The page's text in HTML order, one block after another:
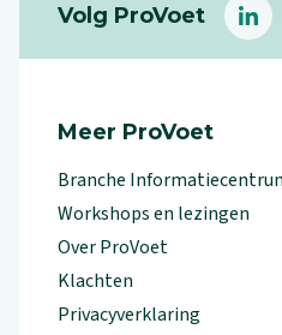
Volg ProVoet
Meer ProVoet
Branche
Workshops en lezingen
Over ProVoet
Klachten
Privacyverklaring